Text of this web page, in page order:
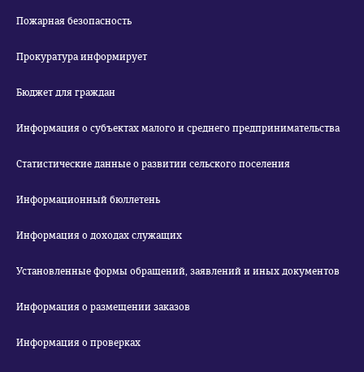
Пожарная безопасность
Прокуратура информирует
Бюджет для граждан
Информация о субъектах малого и среднего предпринимательства
Статистические данные о развитии сельского поселения
Информационный бюллетень
Информация о доходах служащих
Установленные формы обращений, заявлений и иных документов
Информация о размещении заказов
Информация о проверках